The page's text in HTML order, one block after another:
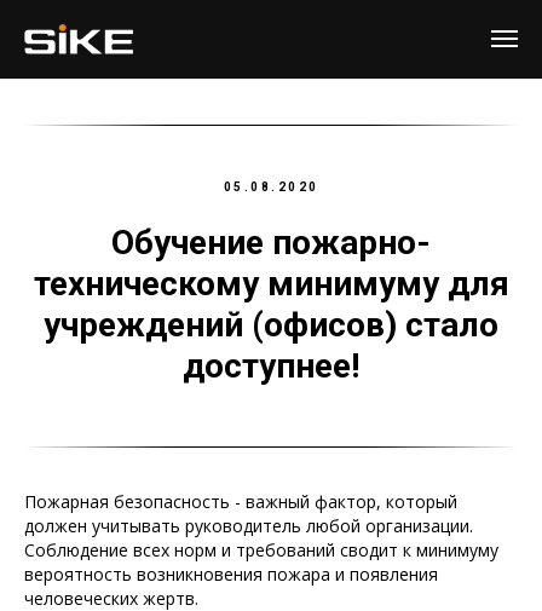
05.08.2020
Обучение пожарно-
техническому минимуму для
учреждений (офисов) стало
доступнее!
Пожарная безопасность - важный фактор, который
должен учитывать руководитель любой организации.
Соблюдение всех норм и требований сводит к минимуму
вероятность возникновения пожара и появления
человеческих жертв.